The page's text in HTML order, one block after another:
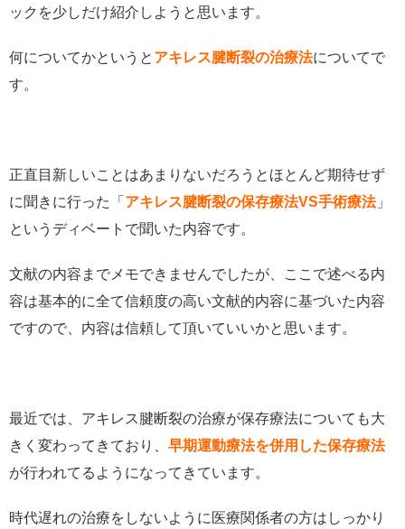
ックを少しだけ紹介しようと思います。
何についてかというと アキレス腱断裂の治療法についてで
す。
正直目新しいことはあまりないだろうとほとんど期待せず
に聞きに行った「 アキレス腱断裂の保存療法VS手術療法」
というディベートで聞いた内容です。
文献の内容までメモできませんでしたが、ここで述べる内
容は基本的に全て信頼度の高い文献的内容に基づいた内容
ですので、内容は信頼して頂いていいかと思います。
最近では、アキレス腱断裂の治療が保存療法についても大
きく変わってきており、 早期運動療法を併用した保存療法
が行われてるようになってきています。
時代遅れの治療をしないように医療関係者の方はしっかり